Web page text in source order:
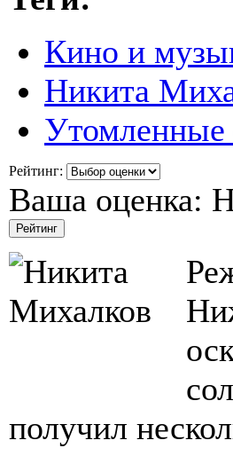
Кино и
Никита
Утомленные
Рейтинг:
Ваша оценка:
получил